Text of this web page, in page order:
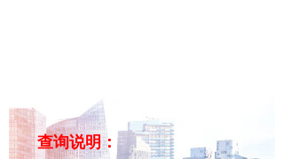
查询说明：